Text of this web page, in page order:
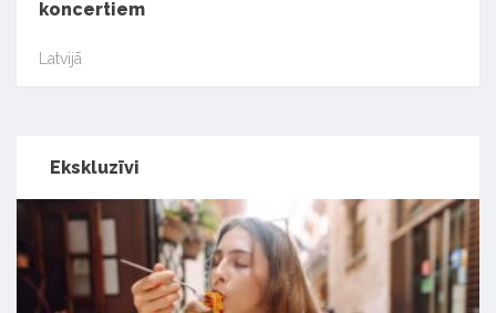
koncertiem
Latvijā
Ekskluzīvi